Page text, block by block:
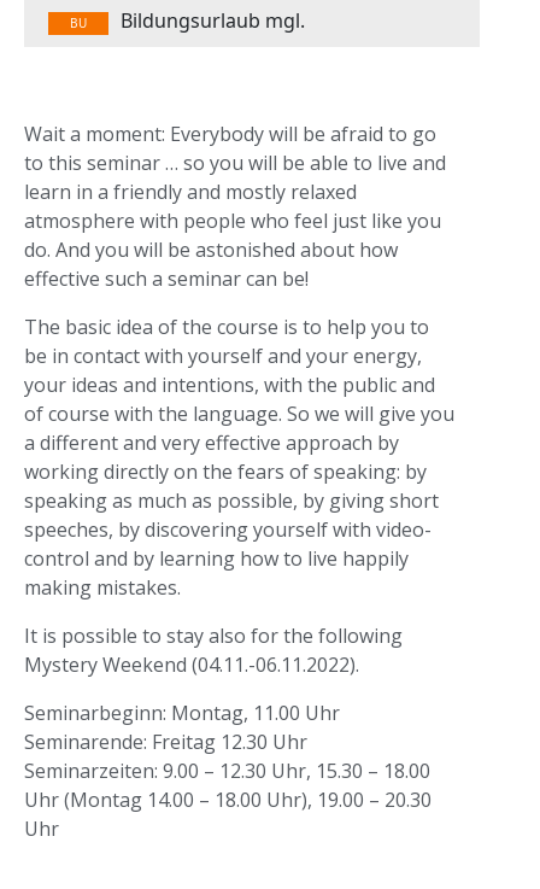
BU Bildungsurlaub mgl.
Wait a moment: Everybody will be afraid to go
to this seminar … so you will be able to live and
learn in a friendly and mostly relaxed
atmosphere with people who feel just like you
do. And you will be astonished about how
effective such a seminar can be!
The basic idea of the course is to help you to
be in contact with yourself and your energy,
your ideas and intentions, with the public and
of course with the language. So we will give you
a different and very effective approach by
working directly on the fears of speaking: by
speaking as much as possible, by giving short
speeches, by discovering yourself with video-
control and by learning how to live happily
making mistakes.
It is possible to stay also for the following
Mystery Weekend (04.11.-06.11.2022).
Seminarbeginn: Montag, 11.00 Uhr
Seminarende: Freitag 12.30 Uhr
Seminarzeiten: 9.00 – 12.30 Uhr, 15.30 – 18.00
Uhr (Montag 14.00 – 18.00 Uhr), 19.00 – 20.30
Uhr